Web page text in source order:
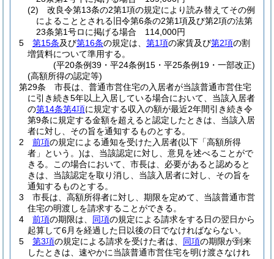
(2)
改良令第13条の2第1項の規定により読み替えてその例
によることとされる旧令第6条の2第1項及び第2項の法第
23条第1号ロに掲げる場合 114,000円
5
第15条及び第16条の規定は、 第1項の家賃及び第2項の割
増賃料について準用する。
(平20条例39・平24条例15・平25条例19・一部改正)
(高額所得の認定等)
第29条
市長は、普通市営住宅の入居者が当該普通市営住宅
に引き続き5年以上入居している場合において、当該入居者
の第14条第4項に規定する収入の額が最近2年間引き続き令
第9条に規定する金額を超えると認定したときは、当該入居
者に対し、その旨を通知するものとする。
2
前項の規定による通知を受けた入居者(以下「高額所得
者」という。)は、当該認定に対し、意見を述べることがで
きる。
この場合において、市長は、必要があると認めると
きは、当該認定を取り消し、当該入居者に対し、その旨を
通知するものとする。
3
市長は、高額所得者に対し、期限を定めて、当該普通市営
住宅の明渡しを請求することができる。
4
前項の期限は、 同項の規定による請求をする日の翌日から
起算して6月を経過した日以後の日でなければならない。
5
第3項の規定による請求を受けた者は、 同項の期限が到来
したときは、速やかに当該普通市営住宅を明け渡さなけれ